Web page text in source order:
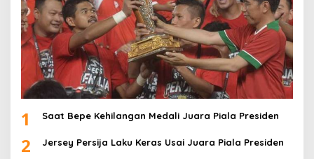
1 Saat Bepe Kehilangan Medali Juara Piala Presiden
2 Jersey Persija Laku Keras Usai Juara Piala Presiden